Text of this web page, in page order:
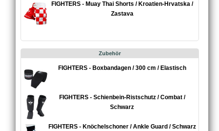
FIGHTERS - Muay Thai Shorts / Kroatien-Hrvatska /
Zastava
Zubehör
FIGHTERS - Boxbandagen / 300 cm / Elastisch
FIGHTERS - Schienbein-Ristschutz / Combat /
Schwarz
FIGHTERS - Knöchelschoner / Ankle Guard / Schwarz